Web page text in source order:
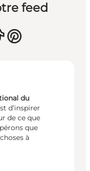
feed
du
d’inspirer
de ce que
que
à